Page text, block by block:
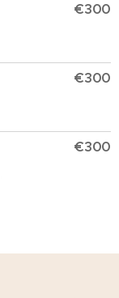
€300
€300
€300